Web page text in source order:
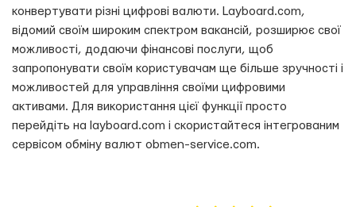
конвертувати різні цифрові валюти. Layboard.com,
відомий своїм широким спектром вакансій, розширює свої
можливості, додаючи фінансові послуги, щоб
запропонувати своїм користувачам ще більше зручності і
можливостей для управління своїми цифровими
активами. Для використання цієї функції просто
перейдіть на layboard.com і скористайтеся інтегрованим
сервісом обміну валют obmen-service.com.